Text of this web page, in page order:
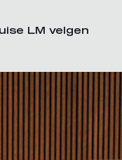
LM velgen